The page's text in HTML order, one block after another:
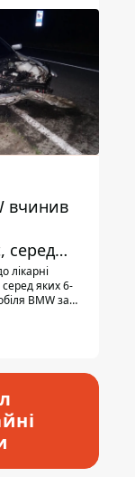
травми жінці
вчинив
серед
лікарні
яких 6-
BMW за